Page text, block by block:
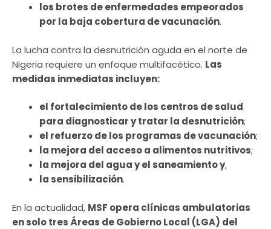
los brotes de enfermedades empeorados
por la baja cobertura de vacunación.
La lucha contra la desnutrición aguda en el norte de
Nigeria requiere un enfoque multifacético. Las
medidas inmediatas incluyen:
el fortalecimiento de los centros de salud
para diagnosticar y tratar la desnutrición;
el refuerzo de los programas de vacunación;
la mejora del acceso a alimentos nutritivos;
la mejora del agua y el saneamiento y,
la sensibilización.
En la actualidad, MSF opera clínicas ambulatorias
en solo tres Áreas de Gobierno Local (LGA) del